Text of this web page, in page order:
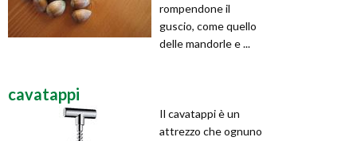
rompendone il
guscio, come quello
delle mandorle e ...
cavatappi
Il cavatappi è un
attrezzo che ognuno